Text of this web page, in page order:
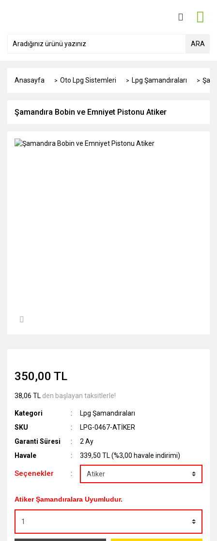
ARA
Anasayfa Oto Lpg Sistemleri Lpg Şamandıraları
Şamandıra Bobin ve Emniyet Pistonu Atiker
350,00 TL
38,06 TL den başlayan taksitlerle!
Kategori
Lpg Şamandıraları
SKU
LPG-0467-ATİKER
Garanti Süresi
2 Ay
Havale
339,50 TL (%3,00 havale indirimi)
Seçenekler
Atiker Şamandıralara Uyumludur.